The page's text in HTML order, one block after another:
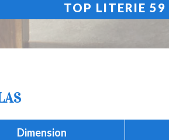
TOP LITERIE 59
Dimension